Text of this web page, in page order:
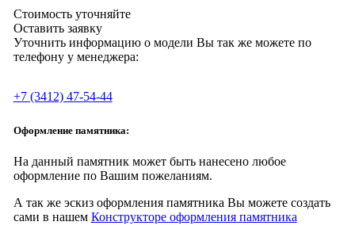
Стоимость уточняйте
Оставить заявку
Уточнить информацию о модели Вы так же можете по
телефону у менеджера:
+7 (3412) 47-54-44
Оформление памятника:
На данный памятник может быть нанесено любое
оформление по Вашим пожеланиям.
А так же эскиз оформления памятника Вы можете создать
сами в нашем Конструкторе оформления памятника